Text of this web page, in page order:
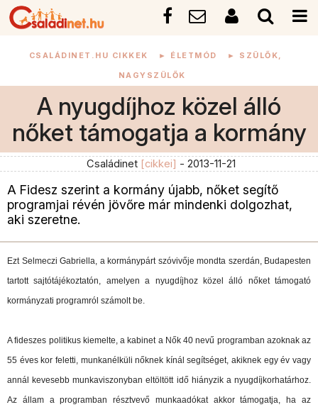
CSALÁDINET.HU CIKKEK ► ÉLETMÓD ► SZÜLŐK,
NAGYSZÜLŐK
A nyugdíjhoz közel álló
nőket támogatja a kormány
Családinet [cikkei] - 2013-11-21
A Fidesz szerint a kormány újabb, nőket segítő
programjai révén jövőre már mindenki dolgozhat,
aki szeretne.
Ezt Selmeczi Gabriella, a kormánypárt szóvivője mondta szerdán, Budapesten
tartott sajtótájékoztatón, amelyen a nyugdíjhoz közel álló nőket támogató
kormányzati programról számolt be.
A fideszes politikus kiemelte, a kabinet a Nők 40 nevű programban azoknak az
55 éves kor feletti, munkanélküli nőknek kínál segítséget, akiknek egy év vagy
annál kevesebb munkaviszonyban eltöltött idő hiányzik a nyugdíjkorhatárhoz.
Az állam a programban résztvevő munkaadókat akkor támogatja, ha az